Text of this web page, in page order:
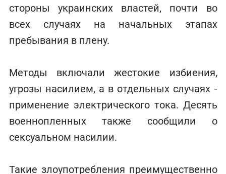
стороны украинских властей, почти во
всех случаях на начальных этапах
пребывания в плену.
Методы включали жестокие избиения,
угрозы насилием, а в отдельных случаях -
применение электрического тока. Десять
военнопленных также сообщили о
сексуальном насилии.
Такие злоупотребления преимущественно